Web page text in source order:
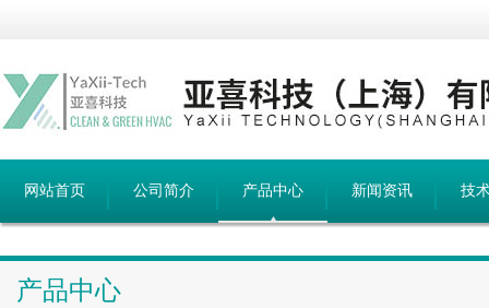
网站首页 公司简介 产品中心 新闻资讯 技
产品中心